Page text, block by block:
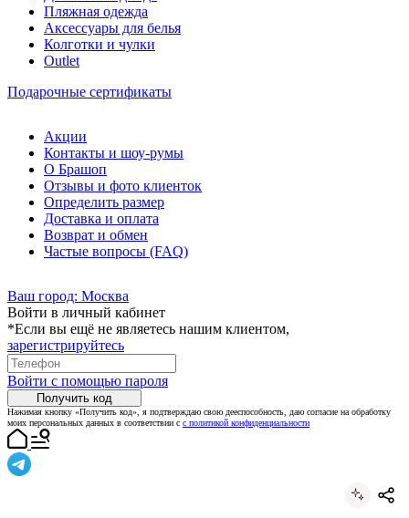
Пляжная одежда
Аксессуары для белья
Колготки и чулки
Outlet
Подарочные сертификаты
Акции
Контакты и шоу-румы
О Брашоп
Отзывы и фото клиенток
Определить размер
Доставка и оплата
Возврат и обмен
Частые вопросы (FAQ)
Ваш город: Москва
Войти в личный кабинет
*Если вы ещё не являетесь нашим клиентом,
зарегистрируйтесь
Войти с помощью пароля
Получить код
Нажимая кнопку «Получить код», я подтверждаю свою дееспособность, даю согласие на обработку
моих персональных данных в соответствии с с политикой конфиденциальности